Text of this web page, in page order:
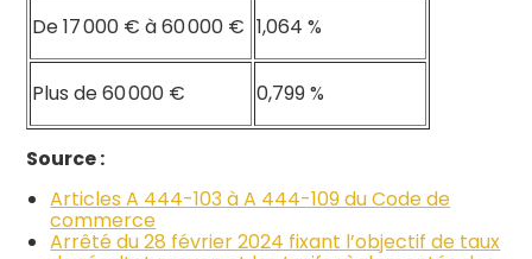
De 17 000 € à 60 000 € 1,064 %
Plus de 60 000 € 0,799 %
Source :
Articles A 444-103 à A 444-109 du Code de
commerce
Arrêté du 28 février 2024 fixant l’objectif de taux